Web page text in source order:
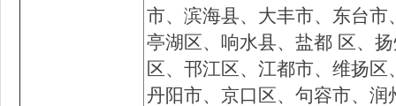
市、滨海县、大丰市、东台
亭湖区、响水县、盐都 区、
区、邗江区、江都市、维扬
丹阳市、京口区、句容市、